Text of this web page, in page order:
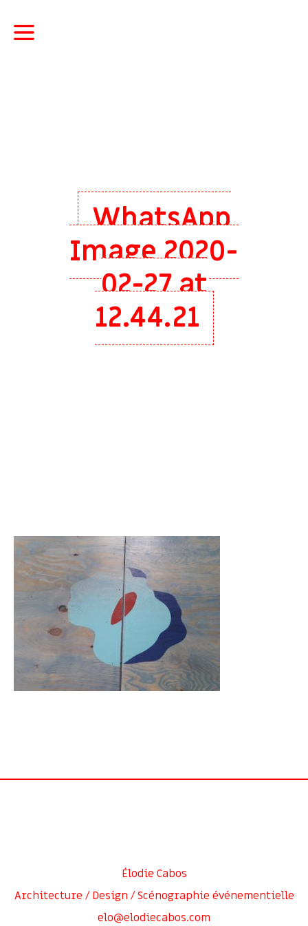
WhatsApp
Image 2020-
02-27 at
12.44.21
Élodie Cabos
Architecture / Design / Scénographie événementielle
elo@elodiecabos.com